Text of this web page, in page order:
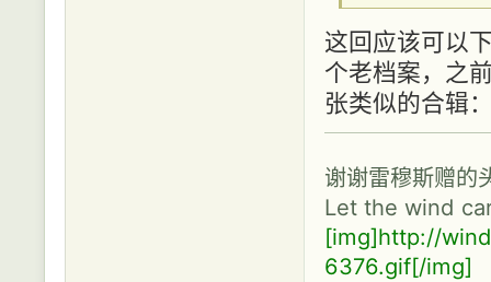
这回应该可以
个老档案，之
张类似的合辑
谢谢雷穆斯赠的
Let the wind
[img]http://
6376.gif[/img]